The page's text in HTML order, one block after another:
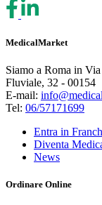
MedicalMarket
Siamo a Roma in
Fluviale, 32 - 00154
E-mail:
Tel: 06/57171699
Entra in
Diventa
News
Ordinare Online